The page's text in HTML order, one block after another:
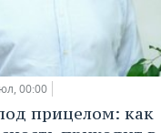
00:00
прицелом: как